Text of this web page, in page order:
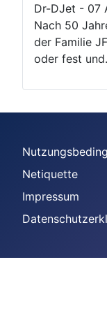
Dr-DJet - 07
Nach 50
der Familie
oder fest
Netiquette
Impressum